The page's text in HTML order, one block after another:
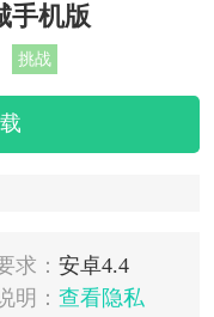
手机版
挑战
求： 安卓4.4
明： 查看隐私